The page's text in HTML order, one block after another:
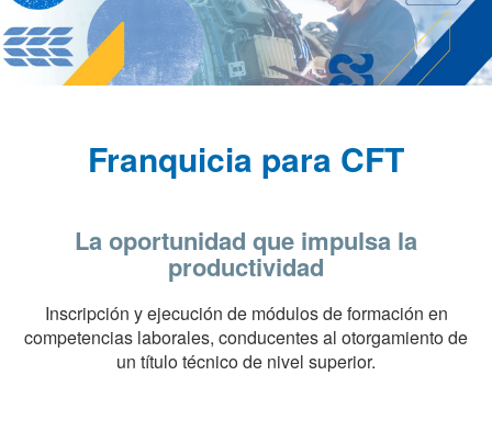
Franquicia para CFT
La oportunidad que impulsa la
productividad
Inscripción y ejecución de módulos de formación en
competencias laborales, conducentes al otorgamiento de
un título técnico de nivel superior.